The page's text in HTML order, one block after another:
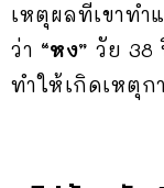
เหตุผลที่เขาทำ
ว่า “หง” วัย 38
ทำให้เกิดเหตุก